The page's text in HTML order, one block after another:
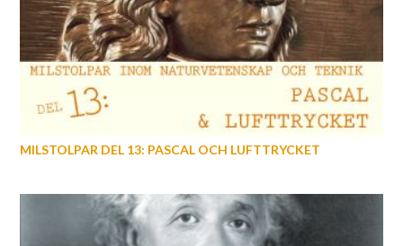
MILSTOLPAR DEL 13: PASCAL OCH LUFTTRYCKET